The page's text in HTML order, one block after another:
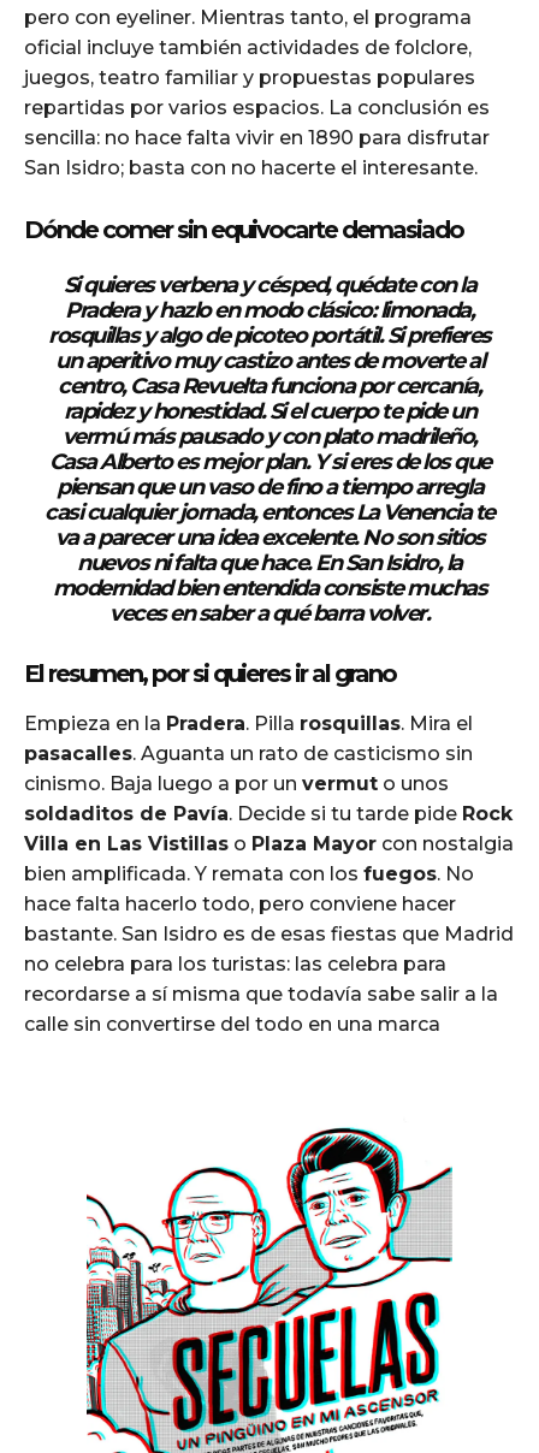
pero con eyeliner. Mientras tanto, el programa
oficial incluye también actividades de folclore,
juegos, teatro familiar y propuestas populares
repartidas por varios espacios. La conclusión es
sencilla: no hace falta vivir en 1890 para disfrutar
San Isidro; basta con no hacerte el interesante.
Dónde comer sin equivocarte demasiado
Si quieresverbena y césped, quédate con la
Praderay hazlo en modo clásico: limonada,
rosquillas y algo de picoteo portátil. Si prefieres
un aperitivo muy castizo antes de moverte al
centro,Casa Revueltafunciona por cercanía,
rapidez y honestidad. Si el cuerpo te pide un
vermú más pausado y con plato madrileño,
Casa Albertoes mejor plan. Y si eres de los que
piensan que un vaso de fino a tiempo arregla
casi cualquier jornada, entoncesLa Venenciate
va a parecer una idea excelente. No son sitios
nuevos ni falta que hace. En San Isidro, la
modernidad bien entendida consiste muchas
veces en saber a qué barra volver.
El resumen, por si quieres ir al grano
Empieza en la Pradera. Pilla rosquillas. Mira el
pasacalles. Aguanta un rato de casticismo sin
cinismo. Baja luego a por un vermut o unos
soldaditos de Pavía. Decide si tu tarde pide Rock
Villa en Las Vistillas o Plaza Mayor con nostalgia
bien amplificada. Y remata con los fuegos. No
hace falta hacerlo todo, pero conviene hacer
bastante. San Isidro es de esas fiestas que Madrid
no celebra para los turistas: las celebra para
recordarse a sí misma que todavía sabe salir a la
calle sin convertirse del todo en una marca